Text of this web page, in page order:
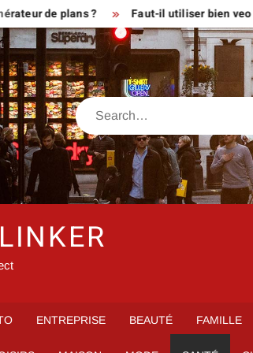
plans ? Faut-il utiliser bien veo quand
Search
ENTREPRISE BEAUTÉ FAMILLE